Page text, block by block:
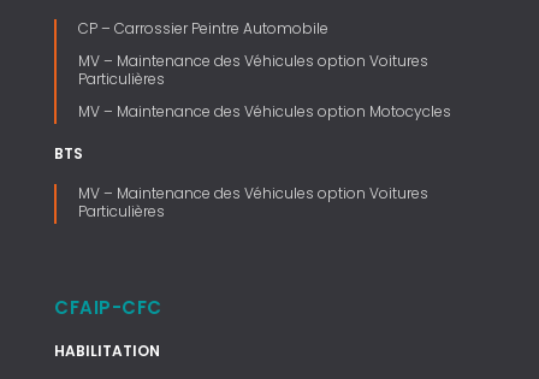
CP – Carrossier Peintre Automobile
MV – Maintenance des Véhicules option Voitures
Particulières
MV – Maintenance des Véhicules option Motocycles
BTS
MV – Maintenance des Véhicules option Voitures
Particulières
CFAIP-CFC
HABILITATION